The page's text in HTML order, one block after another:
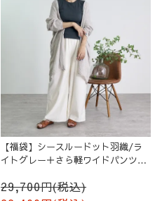
【福袋】シースルードット羽織/ラ
イトグレー＋さら軽ワイドパンツ/
29,700円(税込)